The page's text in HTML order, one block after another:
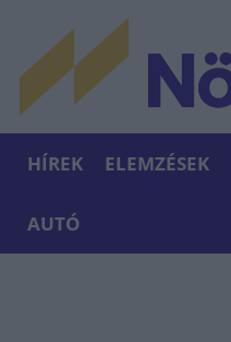
HÍREK ELEMZÉSEK
AUTÓ